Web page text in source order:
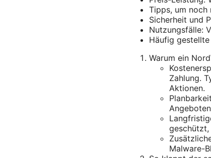
Tipps, um noch
Sicherheit und
Nutzungsfälle:
Häufig gestellte
Warum ein
Zahlung.
Aktionen.
Malware-